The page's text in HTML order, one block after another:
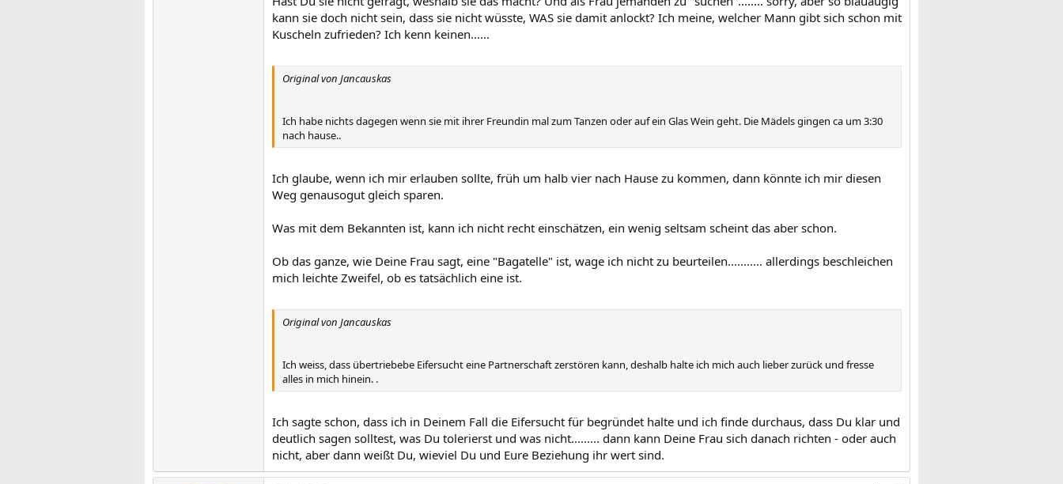
kann sie doch nicht sein, dass sie nicht wüsste, WAS sie damit anlockt? Ich meine, welcher Mann gibt sich schon mit
Kuscheln zufrieden? Ich kenn keinen......
Original von Jancauskas
Ich habe nichts dagegen wenn sie mit ihrer Freundin mal zum Tanzen oder auf ein Glas Wein geht. Die Mädels gingen ca um 3:30
nach hause..
Ich glaube, wenn ich mir erlauben sollte, früh um halb vier nach Hause zu kommen, dann könnte ich mir diesen
Weg genausogut gleich sparen.
Was mit dem Bekannten ist, kann ich nicht recht einschätzen, ein wenig seltsam scheint das aber schon.
Ob das ganze, wie Deine Frau sagt, eine "Bagatelle" ist, wage ich nicht zu beurteilen........... allerdings beschleichen
mich leichte Zweifel, ob es tatsächlich eine ist.
Original von Jancauskas
Ich weiss, dass übertriebebe Eifersucht eine Partnerschaft zerstören kann, deshalb halte ich mich auch lieber zurück und fresse
alles in mich hinein. .
Ich sagte schon, dass ich in Deinem Fall die Eifersucht für begründet halte und ich finde durchaus, dass Du klar und
deutlich sagen solltest, was Du tolerierst und was nicht......... dann kann Deine Frau sich danach richten - oder auch
nicht, aber dann weißt Du, wieviel Du und Eure Beziehung ihr wert sind.